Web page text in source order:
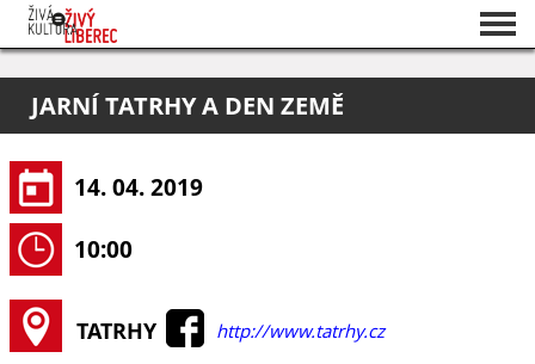
O projektu
Pořadatelé
JARNÍ TATRHY A DEN ZEMĚ
14. 04. 2019
10:00
TATRHY http://www.tatrhy.cz